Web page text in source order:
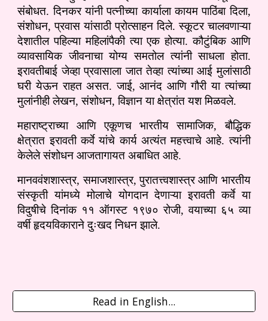
संबोधत. दिनकर यांनी पत्नीच्या कार्याला कायम पाठिंबा दिला,
संशोधन, प्रवास यांसाठी प्रोत्साहन दिले. स्कूटर चालवणाऱ्या
देशातील पहिल्या महिलांपैकी त्या एक होत्या. कौटुंबिक आणि
व्यावसायिक जीवनाचा योग्य समतोल त्यांनी साधला होता.
इरावतीबाई जेव्हा प्रवासाला जात तेव्हा त्यांच्या आई मुलांसाठी
घरी येऊन राहत असत. जाई, आनंद आणि गौरी या त्यांच्या
मुलांनीही लेखन, संशोधन, विज्ञान या क्षेत्रांत यश मिळवले.
महाराष्ट्राच्या आणि एकूणच भारतीय सामाजिक, बौद्धिक
क्षेत्रात इरावती कर्वे यांचे कार्य अत्यंत महत्त्वाचे आहे. त्यांनी
केलेले संशोधन आजतागायत अबाधित आहे.
मानववंशशास्त्र, समाजशास्त्र, पुरातत्त्वशास्त्र आणि भारतीय
संस्कृती यांमध्ये मोलाचे योगदान देणाऱ्या इरावती कर्वे या
विदुषीचे दिनांक ११ ऑगस्ट १९७० रोजी, वयाच्या ६५ व्या
वर्षी हृदयविकाराने दुःखद निधन झाले.
Read in English...